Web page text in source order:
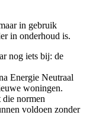
in gebruik
in onderhoud is.
nog iets bij: de
Energie Neutraal
woningen.
normen
voldoen zonder